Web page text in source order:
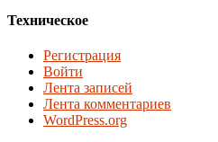
Техническое
Регистрация
Войти
Лента записей
Лента комментариев
WordPress.org